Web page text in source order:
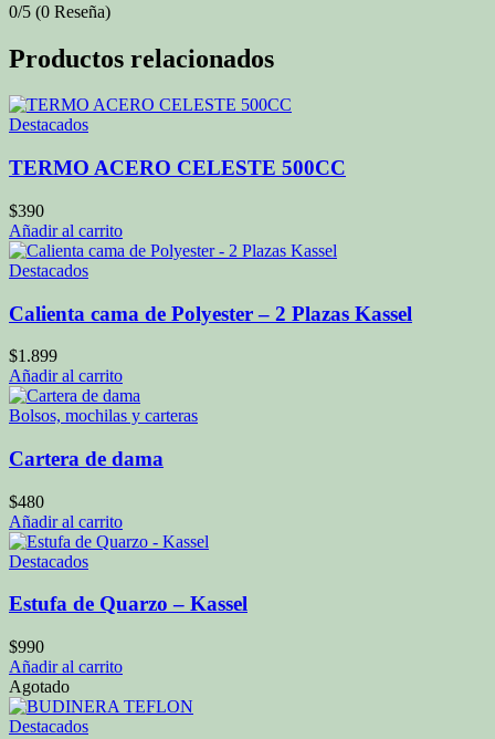
0/5 (0 Reseña)
Productos relacionados
Destacados
TERMO ACERO CELESTE 500CC
$390
Añadir al carrito
Destacados
Calienta cama de Polyester – 2 Plazas Kassel
$1.899
Añadir al carrito
Bolsos, mochilas y carteras
Cartera de dama
$480
Añadir al carrito
Destacados
Estufa de Quarzo – Kassel
$990
Añadir al carrito
Agotado
Destacados